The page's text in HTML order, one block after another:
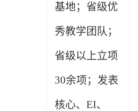
基地；省级优
秀教学团队；
省级以上立项
30余项；发表
核心、 EI、